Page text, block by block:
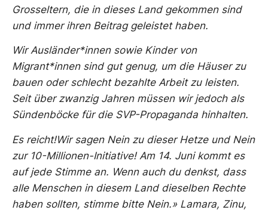
Grosseltern, die in dieses Land gekommen sind
und immer ihren Beitrag geleistet haben.
Wir Ausländer*innen sowie Kinder von
Migrant*innen sind gut genug, um die Häuser zu
bauen oder schlecht bezahlte Arbeit zu leisten.
Seit über zwanzig Jahren müssen wir jedoch als
Sündenböcke für die SVP-Propaganda hinhalten.
Es reicht!Wir sagen Nein zu dieser Hetze und Nein
zur 10-Millionen-Initiative! Am 14. Juni kommt es
auf jede Stimme an. Wenn auch du denkst, dass
alle Menschen in diesem Land dieselben Rechte
haben sollten, stimme bitte Nein.» Lamara, Zinu,